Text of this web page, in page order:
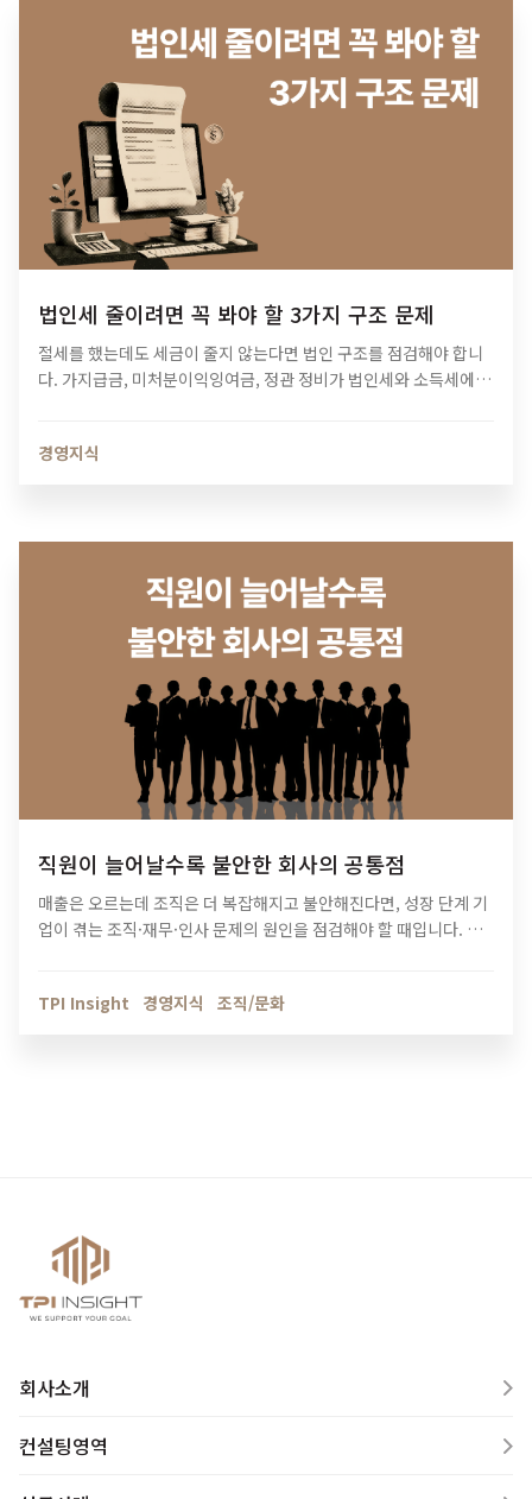
법인세 줄이려면 꼭 봐야 할 3가지 구조 문제
절세를 했는데도 세금이 줄지 않는다면 법인 구조를 점검해야 합니
다. 가지급금, 미처분이익잉여금, 정관 정비가 법인세와 소득세에 미
경영지식
직원이 늘어날수록 불안한 회사의 공통점
매출은 오르는데 조직은 더 복잡해지고 불안해진다면, 성장 단계 기
업이 겪는 조직·재무·인사 문제의 원인을 점검해야 할 때입니다. 티
TPI Insight
경영지식 조직/문화
회사소개
컨설팅영역